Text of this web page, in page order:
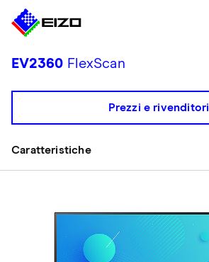
EV2360 FlexScan
Caratteristiche
Prezzi e rivenditori